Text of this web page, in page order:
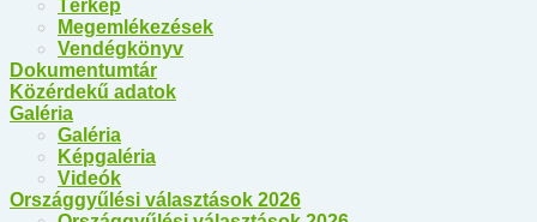
Térkép
Megemlékezések
Vendégkönyv
Dokumentumtár
Közérdekű adatok
Galéria
Galéria
Képgaléria
Videók
Országgyűlési választások 2026